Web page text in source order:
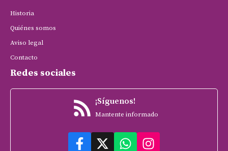
Historia
Quiénes somos
Aviso legal
Contacto
Redes sociales
¡Síguenos!
Mantente informado